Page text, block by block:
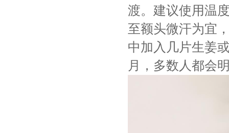
渡。建议使用温
至额头微汗为宜
中加入几片生姜
月，多数人都会